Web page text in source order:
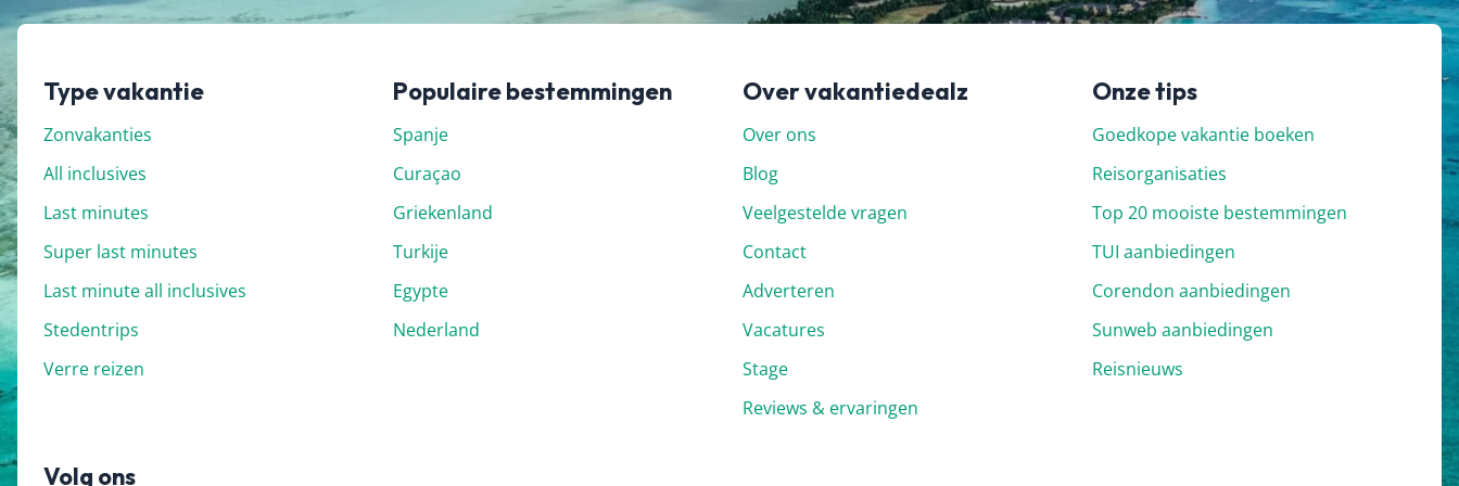
Type vakantie
Zonvakanties
All inclusives
Last minutes
Super last minutes
Last minute all inclusives
Stedentrips
Verre reizen
Populaire bestemmingen
Spanje
Curaçao
Griekenland
Turkije
Egypte
Nederland
Over vakantiedealz
Over ons
Blog
Veelgestelde vragen
Contact
Adverteren
Vacatures
Stage
Reviews & ervaringen
Onze tips
Goedkope vakantie boeken
Reisorganisaties
Top 20 mooiste bestemmingen
TUI aanbiedingen
Corendon aanbiedingen
Sunweb aanbiedingen
Reisnieuws
Volg ons